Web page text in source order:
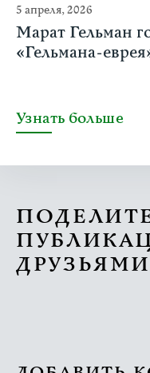
5 апреля, 2026
Марат Гельман
«Гельмана-
Узнать больше
ДРУЗЬЯМИ